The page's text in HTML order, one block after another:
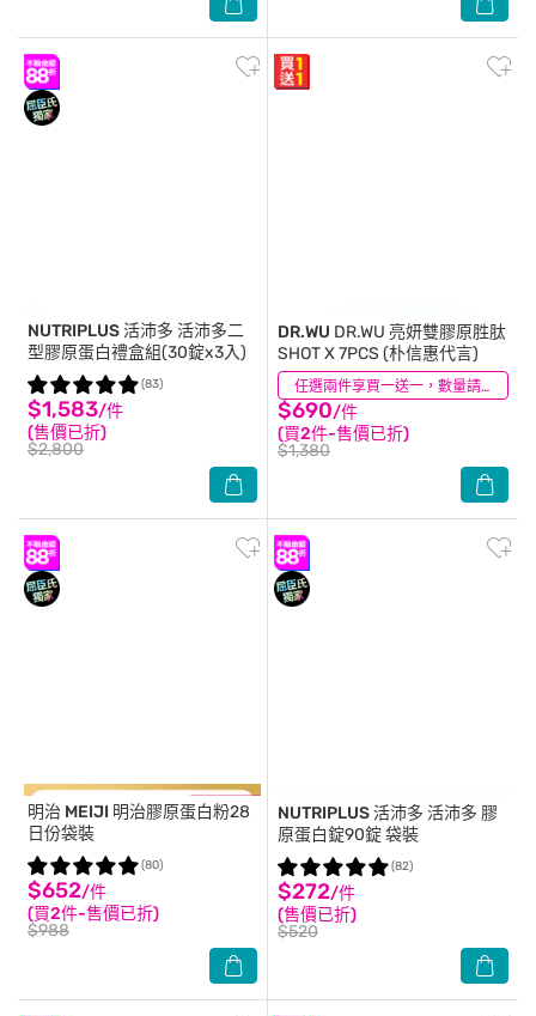
NUTRIPLUS 活沛多 活沛多二
型膠原蛋白禮盒組(30錠x3入)
$1,583/件
(售價已折)
$2,800
(83) 任選兩件享買一送一，數量請選2件
DR.WU DR.WU 亮妍雙膠原胜肽
SHOT X 7PCS (朴信惠代言)
$690/件
(買2件-售價已折)
$1,380
(6)
明治 MEIJI 明治膠原蛋白粉28
日份袋裝
$652/件
(買2件-售價已折)
$988
(80)
NUTRIPLUS 活沛多 活沛多 膠
原蛋白錠90錠 袋裝
$272/件
(售價已折)
$520
(82)